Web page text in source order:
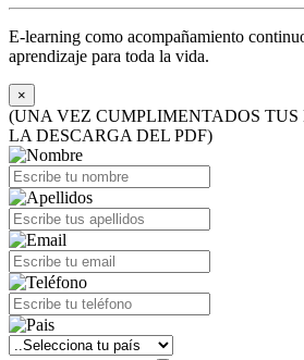
E-learning como acompañamiento
aprendizaje para toda la vida.
×
(UNA VEZ CUMPLIMENTADOS TUS
LA DESCARGA DEL PDF)